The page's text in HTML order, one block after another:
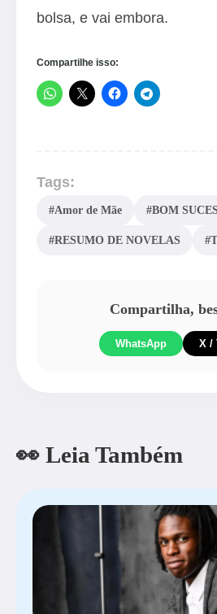
bolsa, e vai embora.
Compartilhe isso:
Tags:
#Amor de Mãe #BOM
#RESUMO DE NOVELAS
Compartilha,
WhatsApp X /
👀 Leia Também